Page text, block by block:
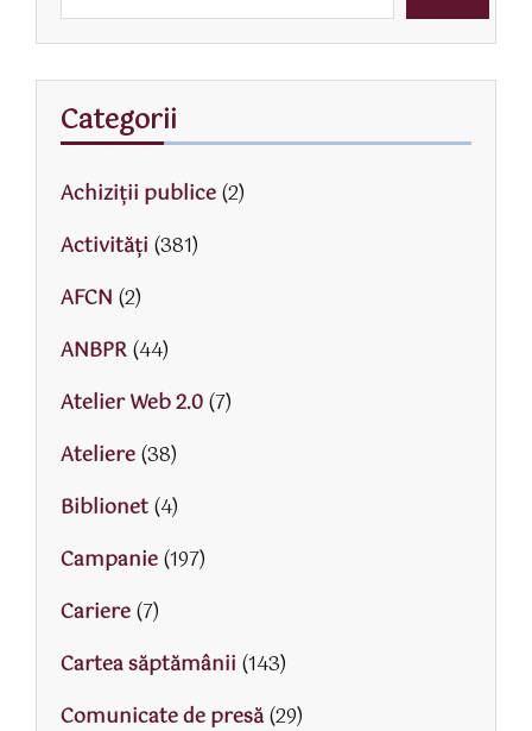
Categorii
Achiziții publice(2)
Activităţi (381)
AFCN (2)
ANBPR(44)
Atelier Web 2.0(7)
Ateliere(38)
Biblionet(4)
Campanie(197)
Cariere(7)
Cartea săptămânii (143)
Comunicate de presă(29)